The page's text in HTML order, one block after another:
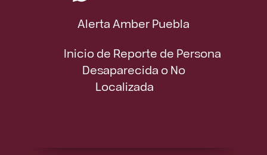
Alerta Amber Puebla
Inicio de Reporte de Persona
Desaparecida o No
Localizada